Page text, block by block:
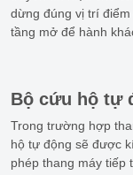
dừng đúng vị trí
tầng mở để hành
Bộ cứu hộ tự
Trong trường hợp
hộ tự động sẽ được
phép thang máy tiếp